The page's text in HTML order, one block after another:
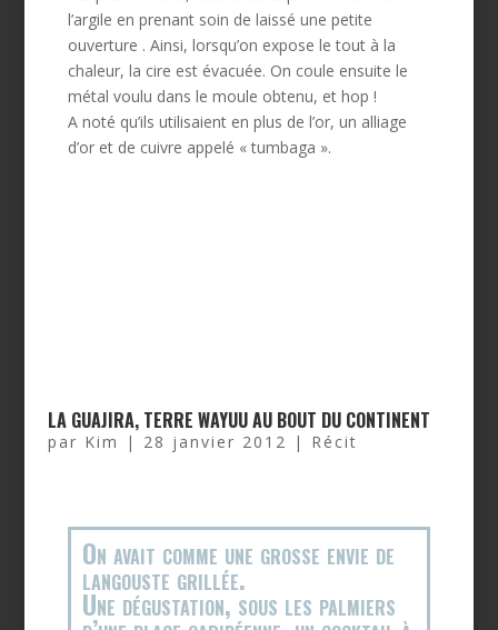
l’argile en prenant soin de laissé une petite
ouverture . Ainsi, lorsqu’on expose le tout à la
chaleur, la cire est évacuée. On coule ensuite le
métal voulu dans le moule obtenu, et hop !
A noté qu’ils utilisaient en plus de l’or, un alliage
d’or et de cuivre appelé « tumbaga ».
LA GUAJIRA, TERRE WAYUU AU BOUT DU CONTINENT
par Kim | 28 janvier 2012 | Récit
On avait comme une grosse envie de
langouste grillée.
Une dégustation, sous les palmiers